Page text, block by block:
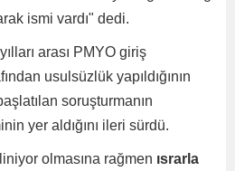
ismi vardı" dedi.
arası PMYO giriş
usulsüzlük yapıldığının
soruşturmanın
yer aldığını ileri sürdü.
olmasına rağmen ısrarla